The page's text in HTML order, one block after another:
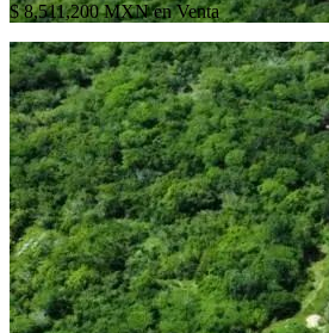
$ 8,511,200 MXN en Venta